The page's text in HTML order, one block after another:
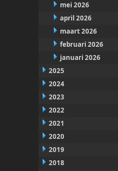
mei 2026
april 2026
maart 2026
februari 2026
januari 2026
2025
2024
2023
2022
2021
2020
2019
2018